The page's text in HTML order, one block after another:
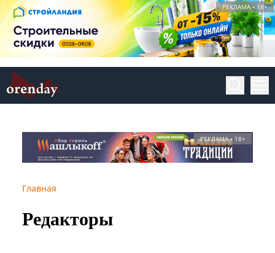
РЕКЛАМА • 18+
РЕКЛАМА • 18+
Главная
Редакторы